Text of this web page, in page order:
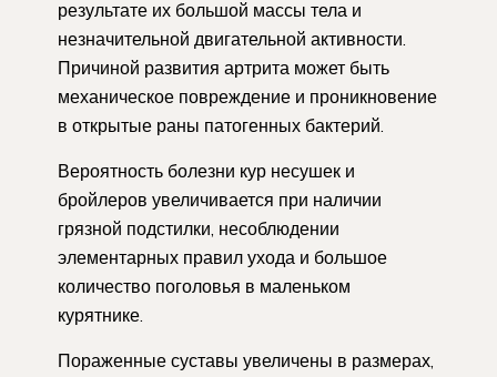
результате их большой массы тела и
незначительной двигательной активности.
Причиной развития артрита может быть
механическое повреждение и проникновение
в открытые раны патогенных бактерий.
Вероятность болезни кур несушек и
бройлеров увеличивается при наличии
грязной подстилки, несоблюдении
элементарных правил ухода и большое
количество поголовья в маленьком
курятнике.
Пораженные суставы увеличены в размерах,